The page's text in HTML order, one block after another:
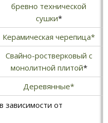
бревно технической
сушки*
Керамическая черепица*
Свайно-ростверковый с
монолитной плитой*
Деревянные*
зависимости от